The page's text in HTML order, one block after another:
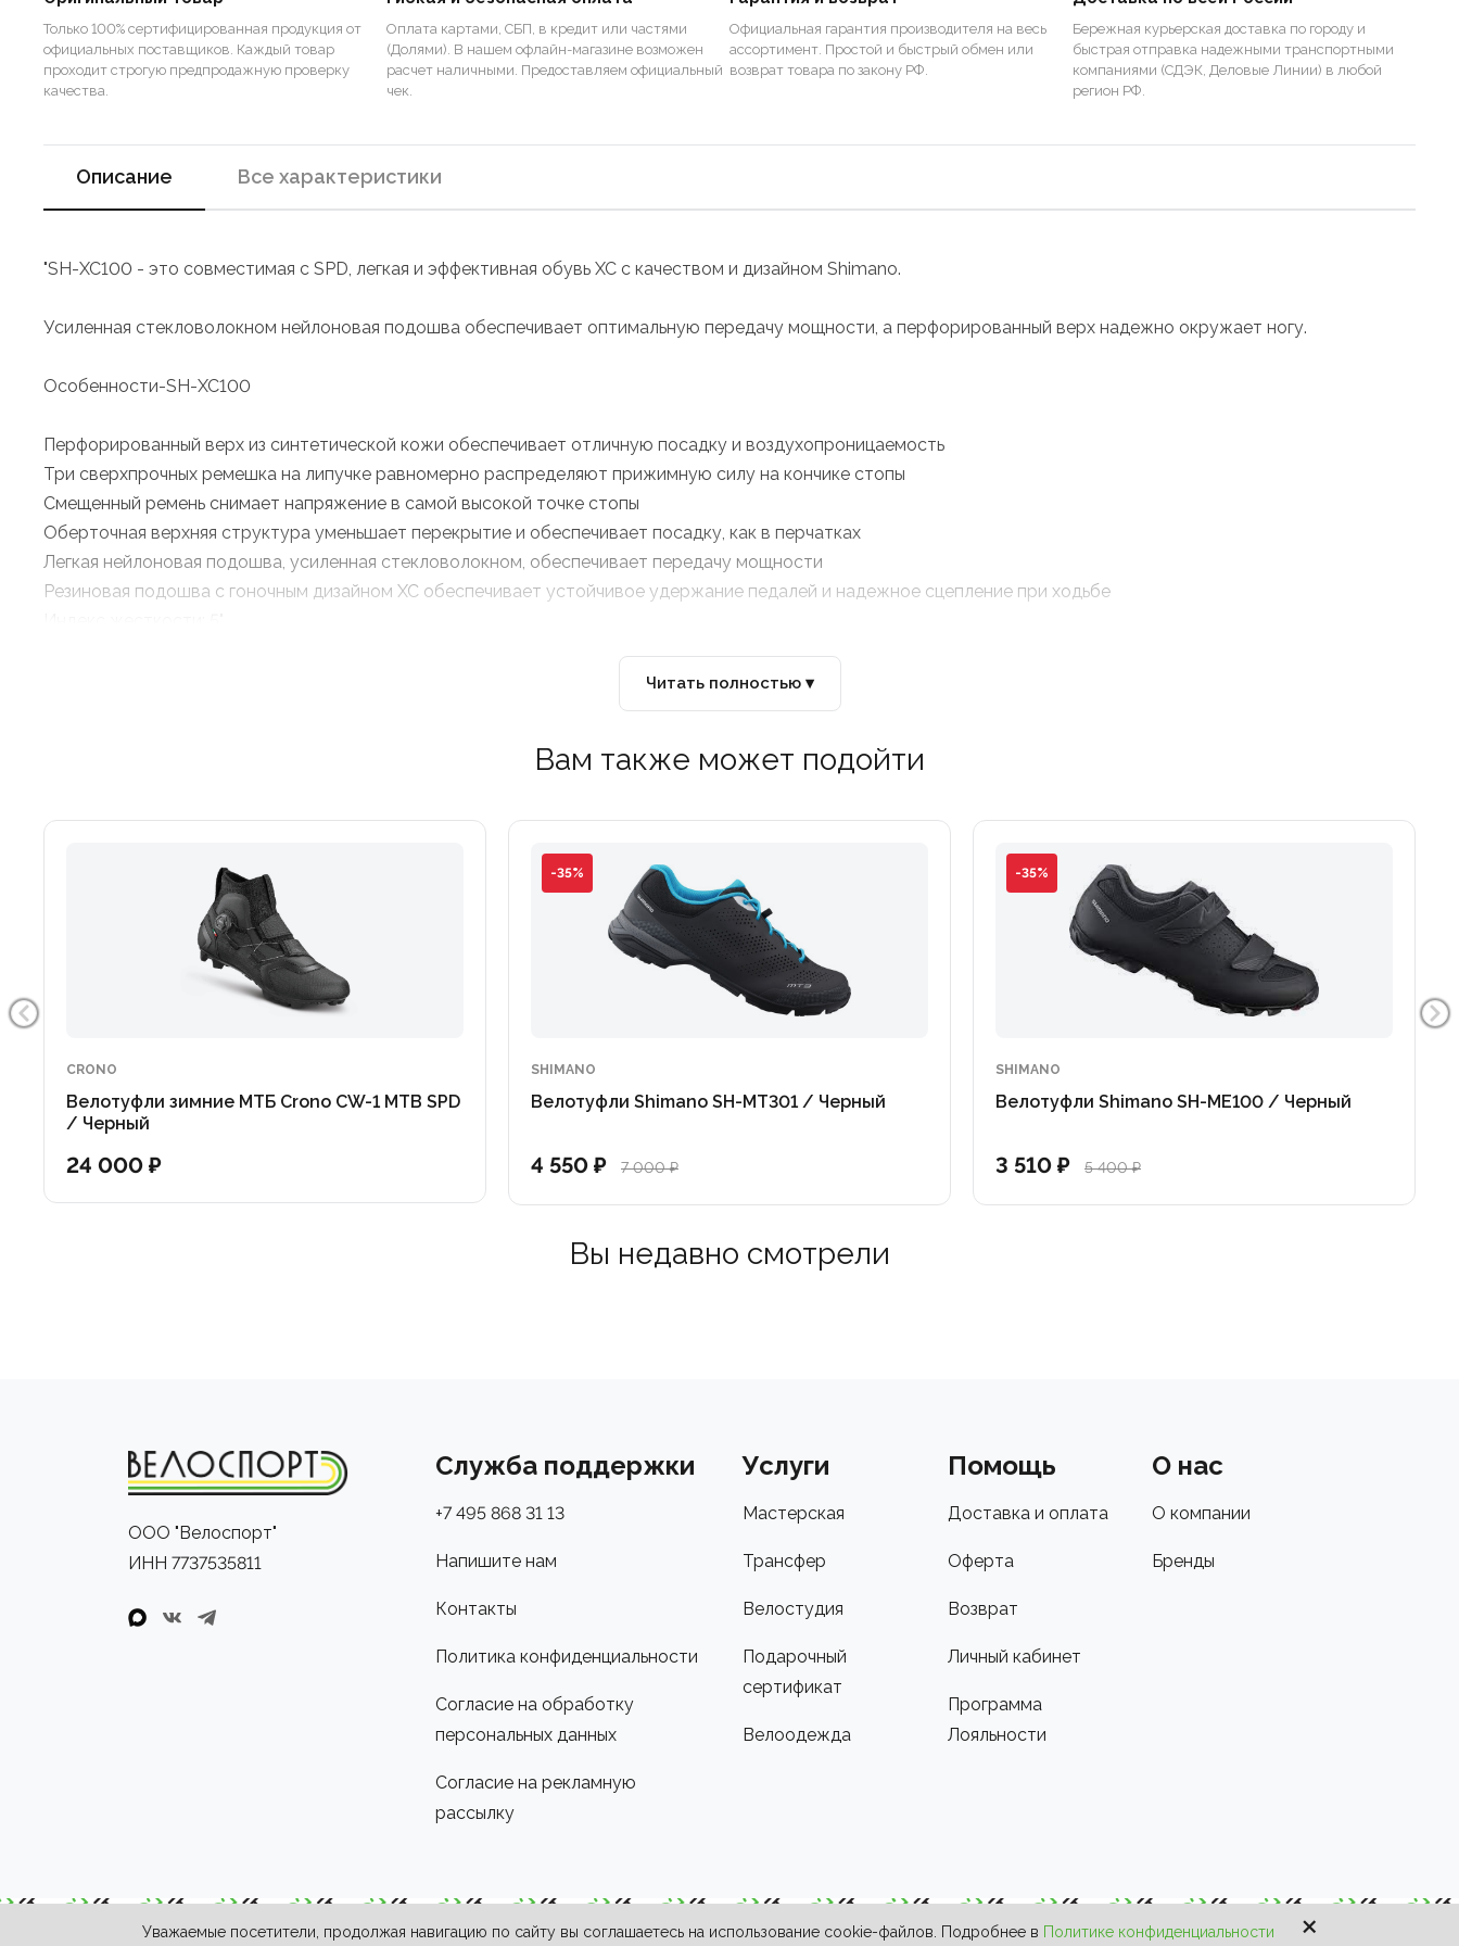
Только 100% сертифицированная продукция от
официальных поставщиков. Каждый товар
проходит строгую предпродажную проверку
качества.
Оплата картами, СБП, в кредит или частями
(Долями). В нашем офлайн-магазине возможен
расчет наличными. Предоставляем официальный
чек.
Официальная гарантия производителя на весь
ассортимент. Простой и быстрый обмен или
возврат товара по закону РФ.
Бережная курьерская доставка по городу и
быстрая отправка надежными транспортными
компаниями (СДЭК, Деловые Линии) в любой
регион РФ.
Описание Все характеристики
"SH-XC100 - это совместимая с SPD, легкая и эффективная обувь XC с качеством и дизайном Shimano.
Усиленная стекловолокном нейлоновая подошва обеспечивает оптимальную передачу мощности, а перфорированный верх надежно окружает ногу.
Особенности-SH-XC100
Перфорированный верх из синтетической кожи обеспечивает отличную посадку и воздухопроницаемость
Три сверхпрочных ремешка на липучке равномерно распределяют прижимную силу на кончике стопы
Смещенный ремень снимает напряжение в самой высокой точке стопы
Оберточная верхняя структура уменьшает перекрытие и обеспечивает посадку, как в перчатках
Легкая нейлоновая подошва, усиленная стекловолокном, обеспечивает передачу мощности
Резиновая подошва с гоночным дизайном XC обеспечивает устойчивое удержание педалей и надежное сцепление при ходьбе
Читать полностью ▾
Вам также может подойти
CRONO
Велотуфли зимние МТБ Crono CW-1 MTB SPD
/ Черный
24 000 ₽
-35%
SHIMANO
Велотуфли Shimano SH-MT301 / Черный
4 550 ₽ 7 000 ₽
-35%
SHIMANO
Велотуфли Shimano SH-ME100 / Черный
3 510 ₽ 5 400 ₽
Вы недавно смотрели
ООО "Велоспорт"
ИНН 7737535811
Служба поддержки
+7 495 868 31 13
Напишите нам
Контакты
Политика конфиденциальности
Согласие на обработку
персональных данных
Согласие на рекламную
рассылку
Услуги
Мастерская
Трансфер
Велостудия
Подарочный
сертификат
Велоодежда
Помощь
Доставка и оплата
Оферта
Возврат
Личный кабинет
Программа
Лояльности
О нас
О компании
Бренды
Уважаемые посетители, продолжая навигацию по сайту вы соглашаетесь на использование cookie-файлов. Подробнее в Политике конфиденциальности ×